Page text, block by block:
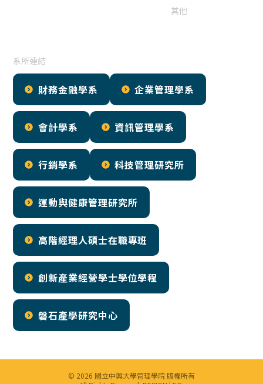
其他
系所連結
財務金融學系 企業管理學系
會計學系 資訊管理學系
行銷學系 科技管理研究所
運動與健康管理研究所
高階經理人碩士在職專班
創新產業經營學士學位學程
磐石產學研究中心
© 2026 國立中興大學管理學院 版權所有